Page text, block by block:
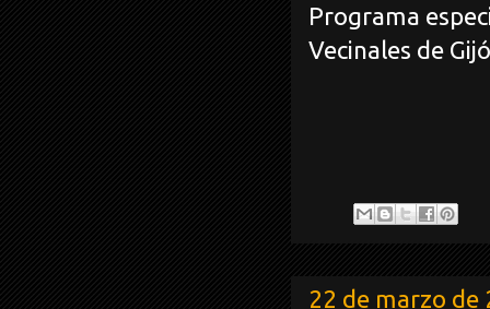
Programa
Vecinales de
22 de marzo de